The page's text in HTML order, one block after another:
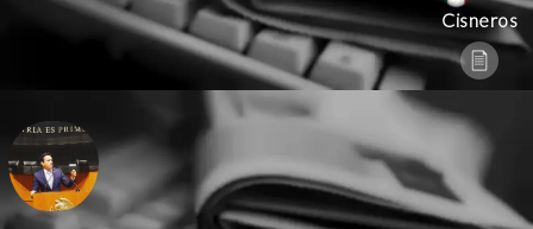
Cisneros